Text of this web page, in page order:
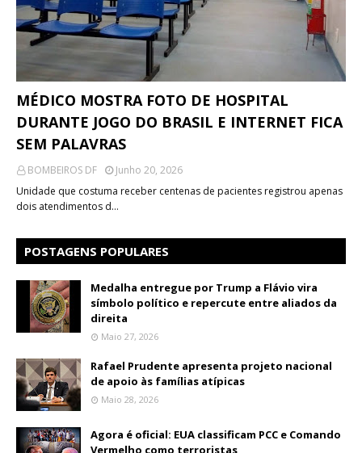
MÉDICO MOSTRA FOTO DE HOSPITAL
DURANTE JOGO DO BRASIL E INTERNET FICA
SEM PALAVRAS
BOMBEIROS DF
Junho 20, 2026
Unidade que costuma receber centenas de pacientes registrou apenas
dois atendimentos d…
POSTAGENS POPULARES
Medalha entregue por Trump a Flávio vira
símbolo político e repercute entre aliados da
direita
Maio 27, 2026
Rafael Prudente apresenta projeto nacional
de apoio às famílias atípicas
Maio 28, 2026
Agora é oficial: EUA classificam PCC e Comando
Vermelho como terroristas